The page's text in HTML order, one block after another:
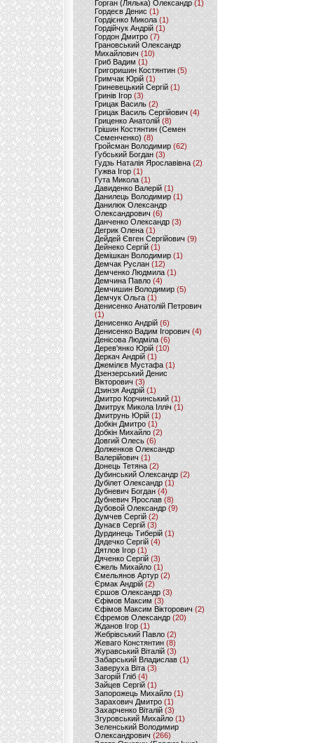
Горган (Лялька) Олександр(1)
Гордеєв Денис (1)
Гордієнко Микола (1)
Гордійчук Андрій (1)
Гордон Дмитро (7)
Грановський Олександр
Михайлович (10)
Гриб Вадим (1)
Григоришин Костянтин (5)
Гримчак Юрій(1)
Гриневецький Сергій(1)
Гринів Ігор (3)
Грицак Василь (2)
Грицак Василь Сергійович (4)
Гриценко Анатолій (8)
Грішин Костянтин (Семен
Семенченко)(8)
Гройсман Володимир(62)
Губський Богдан (3)
Гудзь Наталія Ярославівна(2)
Гужва Ігор (1)
Гута Микола (1)
Давиденко Валерій (1)
Данилець Володимир(1)
Данилюк Олександр
Олександрович (6)
Данченко Олександр (3)
Дегрик Олена(1)
Дейдей Євген Сергійович(9)
Дейнеко Сергій (1)
Демішкан Володимир(1)
Демчак Руслан (12)
Демченко Людмила (1)
Демчина Павло (4)
Демчишин Володимир (5)
Демчук Ольга(1)
Денисенко Анатолій Петрович
(1)
Денисенко Андрій (6)
Денисенко Вадим Ігорович (4)
Денісова Людміла(6)
Дерев'янко Юрій(10)
Деркач Андрій(1)
Джемілєв Мустафа (1)
Дзензерський Денис
Вікторович (3)
Дзинзя Андрій (1)
Дмитро Корчинський (1)
Дмитрук Микола Ілліч (1)
Дмитрунь Юрій (1)
Добкін Дмитро(1)
Добкін Михайло (2)
Довгий Олесь (6)
Долженков Олександр
Валерійович (1)
Донець Тетяна (2)
Дубинський Олександр(2)
Дубілет Олександр (1)
Дубневич Богдан (4)
Дубневич Ярослав (8)
Дубовой Олександр(9)
Думчев Сергій (2)
Дунаєв Сергій(3)
Дурдинець Тиберій (1)
Дядечко Сергій (4)
Дятлов Ігор (1)
Дяченко Сергій (3)
Єжель Михайло (1)
Ємельянов Артур (2)
Єрмак Андрій (2)
Єршов Олександр (3)
Єфімов Максим (3)
Єфімов Максим Вікторович (2)
Єфремов Олександр (20)
Жданов Ігор (1)
Жебрівський Павло (2)
Жеваго Констянтин (8)
Журавський Віталій (3)
Забарський Владислав (1)
Заверуха Віта (3)
Загорій Гліб (4)
Зайцев Сергій(1)
Запорожець Михайло (1)
Зарахович Дмитро (1)
Захарченко Віталій (3)
Згуровський Михайло (1)
Зеленський Володимир
Олександрович (266)